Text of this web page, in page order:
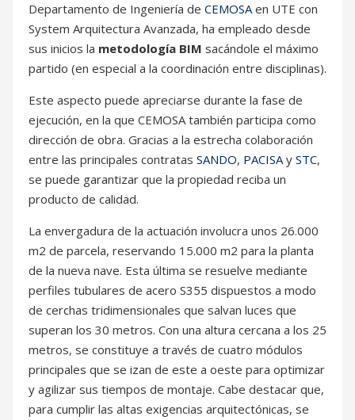
Departamento de Ingeniería de CEMOSAen UTE con
System Arquitectura Avanzada, ha empleado desde
sus inicios la metodología BIM sacándole el máximo
partido (en especial a la coordinación entre disciplinas).
Este aspecto puede apreciarse durante la fase de
ejecución, en la que CEMOSA también participa como
dirección de obra. Gracias a la estrecha colaboración
entre las principales contratas SANDO, PACISAy STC,
se puede garantizar que la propiedad reciba un
producto de calidad.
La envergadura de la actuación involucra unos 26.000
m2 de parcela, reservando 15.000 m2 para la planta
de la nueva nave. Esta última se resuelve mediante
perfiles tubulares de acero S355 dispuestos a modo
de cerchas tridimensionales que salvan luces que
superan los 30 metros. Con una altura cercana a los 25
metros, se constituye a través de cuatro módulos
principales que se izan de este a oeste para optimizar
y agilizar sus tiempos de montaje. Cabe destacar que,
para cumplir las altas exigencias arquitectónicas, se